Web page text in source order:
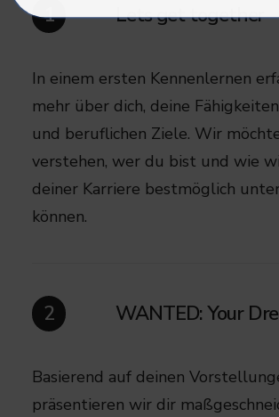
1 Lets get together
In einem ersten Kennenlernen
mehr über dich, deine
und beruflichen Ziele. Wir
verstehen, wer du bist und wie
deiner Karriere bestmöglich
können.
2 WANTED: Your
Basierend auf deinen
präsentieren wir dir